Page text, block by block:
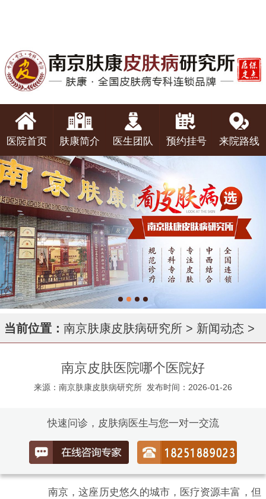
医院首页 肤康简介 医生团队 预约挂号 来院路线
当前位置： 南京肤康皮肤病研究所 > 新闻动态 >
南京皮肤医院哪个医院好
来源：南京肤康皮肤病研究所 发布时间：2026-01-26
快速问诊，皮肤病医生与您一对一交流
南京，这座历史悠久的城市，医疗资源丰富，但